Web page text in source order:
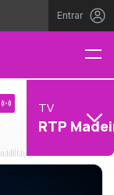
Entrar
TV
RTP